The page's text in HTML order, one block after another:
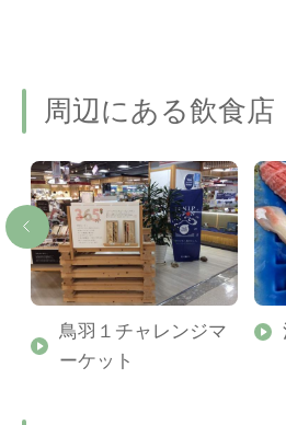
周辺にある飲食
鳥羽１チャレンジマ
ーケット